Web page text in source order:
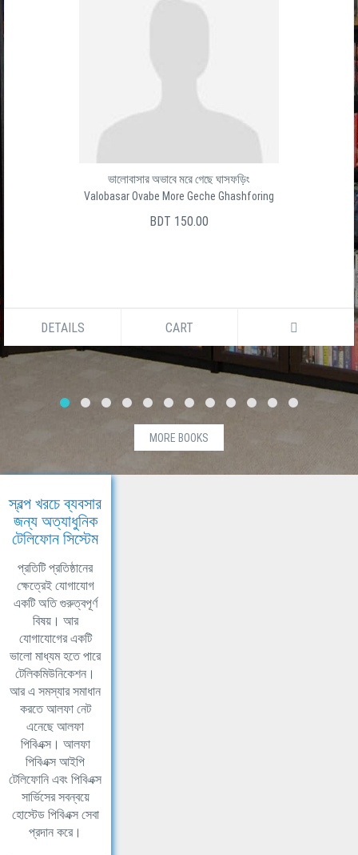
ভালোবাসার অভাবে মরে গেছে ঘাসফড়িং
Valobasar Ovabe More Geche Ghashforing
BDT 150.00
DETAILS CART
MORE BOOKS
স্বল্প খরচে ব্যবসার
জন্য অত্যাধুনিক
টেলিফোন সিস্টেম
প্রতিটি প্রতিষ্ঠানের
ক্ষেত্রেই যোগাযোগ
একটি অতি গুরুত্বপূর্ণ
বিষয়। আর
যোগাযোগের একটি
ভালো মাধ্যম হতে পারে
টেলিকমিউনিকেশন।
আর এ সমস্যার সমাধান
করতে আলফা নেট
এনেছে আলফা
পিবিএক্স। আলফা
পিবিএক্স আইপি
টেলিফোনি এবং পিবিএক্স
সার্ভিসের সবন্বয়ে
হোস্টেড পিবিএক্স সেবা
প্রদান করে।